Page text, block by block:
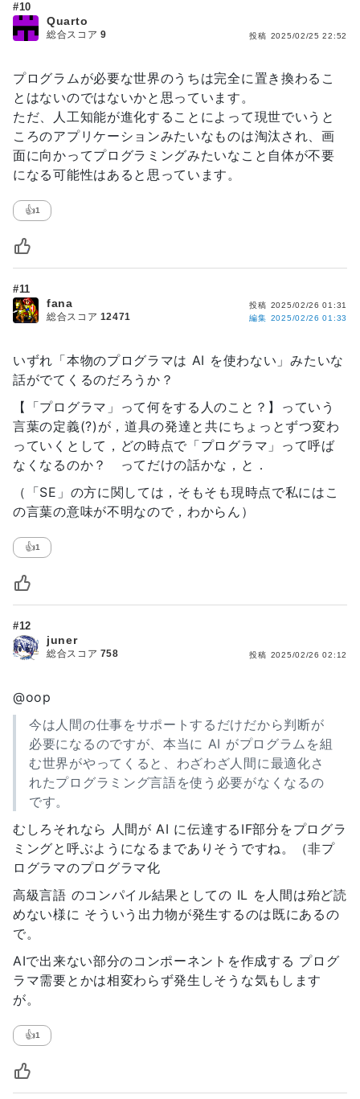
#10
Quarto
総合スコア 9 投稿 2025/02/25 22:52
プログラムが必要な世界のうちは完全に置き換わるこ
とはないのではないかと思っています。
ただ、人工知能が進化することによって現世でいうと
ころのアプリケーションみたいなものは淘汰され、画
面に向かってプログラミングみたいなこと自体が不要
になる可能性はあると思っています。
👍1
#11
fana
総合スコア 12471
投稿 2025/02/26 01:31
編集 2025/02/26 01:33
いずれ「本物のプログラマは AI を使わない」みたいな
話がでてくるのだろうか？
【「プログラマ」って何をする人のこと？】っていう
言葉の定義(?)が，道具の発達と共にちょっとずつ変わ
っていくとして，どの時点で「プログラマ」って呼ば
なくなるのか？ ってだけの話かな，と．
（「SE」の方に関しては，そもそも現時点で私にはこ
の言葉の意味が不明なので，わからん）
👍1
#12
juner
総合スコア 758 投稿 2025/02/26 02:12
@oop
今は人間の仕事をサポートするだけだから判断が
必要になるのですが、本当に AI がプログラムを組
む世界がやってくると、わざわざ人間に最適化さ
れたプログラミング言語を使う必要がなくなるの
です。
むしろそれなら 人間が AI に伝達するIF部分をプログラ
ミングと呼ぶようになるまでありそうですね。（非プ
ログラマのプログラマ化
高級言語 のコンパイル結果としての IL を人間は殆ど読
めない様に そういう出力物が発生するのは既にあるの
で。
AIで出来ない部分のコンポーネントを作成する プログ
ラマ需要とかは相変わらず発生しそうな気もします
が。
👍1